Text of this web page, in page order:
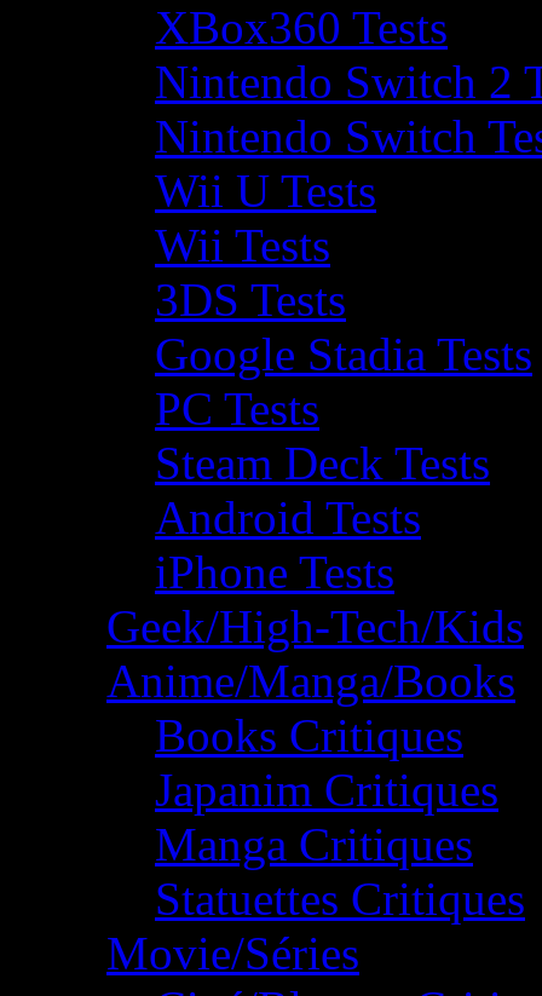
XBox360 Tests
Nintendo Switch 2
Nintendo Switch
Wii U Tests
Wii Tests
3DS Tests
Google Stadia Tests
PC Tests
Steam Deck Tests
Android Tests
iPhone Tests
Geek/High-Tech/Kids
Anime/Manga/Books
Books Critiques
Japanim Critiques
Manga Critiques
Statuettes Critiques
Movie/Séries